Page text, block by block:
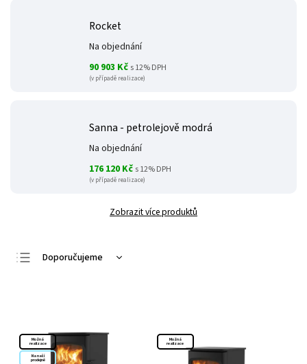
Rocket
Na objednání
90 903 Kč s 12% DPH
(v případě realizace)
Sanna - petrolejově modrá
Na objednání
176 120 Kč s 12% DPH
(v případě realizace)
Zobrazit více produktů
Doporučujeme
Abecedně
Možná
realizace
Na naší
prodejně
Možná
realizace